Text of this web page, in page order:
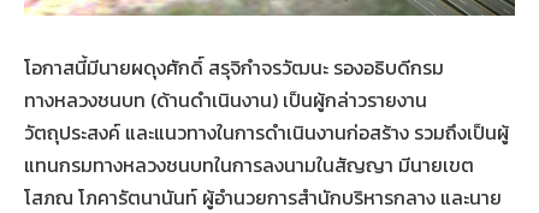
โอกาสนี้มีนายผดุงศักดิ์ สรุจิกำจรวัฒนะ รองอธิบดีกรม
ทางหลวงชนบท (ด้านดำเนินงาน) เป็นผู้กล่าวรายงาน
วัตถุประสงค์ และแนวทางในการดำเนินงานก่อสร้าง รวมถึงเป็นผู้
แทนกรมทางหลวงชนบทในการลงนามในสัญญา มีนายเขต
โสภณ โภคารัตนานันท์ ผู้อำนวยการสำนักบริหารกลาง และนาย